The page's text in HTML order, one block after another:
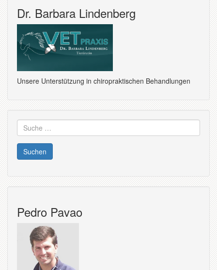
Dr. Barbara Lindenberg
Unsere Unterstützung in chiropraktischen Behandlungen
Suche
nach:
Pedro Pavao